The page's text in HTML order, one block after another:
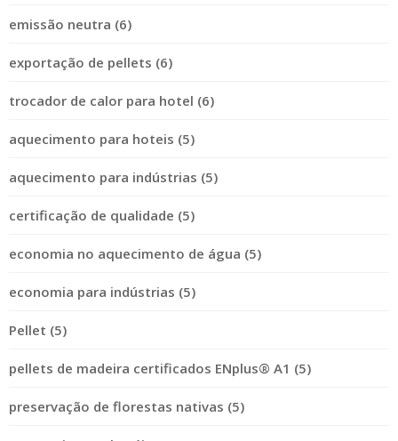
emissão neutra (6)
exportação de pellets (6)
trocador de calor para hotel (6)
aquecimento para hoteis (5)
aquecimento para indústrias (5)
certificação de qualidade (5)
economia no aquecimento de água (5)
economia para indústrias (5)
Pellet (5)
pellets de madeira certificados ENplus® A1 (5)
preservação de florestas nativas (5)